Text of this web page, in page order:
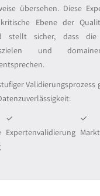
übersehen. Diese
Ebene der
stellt sicher, dass die
und
Validierungsprozess
✓
Expertenvalidierung
✓